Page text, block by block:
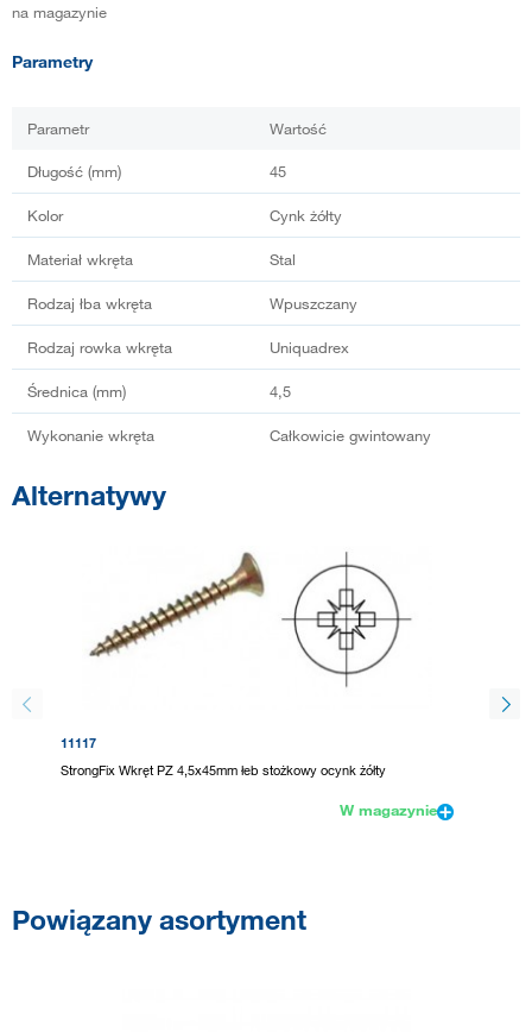
na magazynie
Parametry
Parametr Wartość
Długość (mm) 45
Kolor Cynk żółty
Materiał wkręta Stal
Rodzaj łba wkręta Wpuszczany
Rodzaj rowka wkręta Uniquadrex
Średnica (mm) 4,5
Wykonanie wkręta Całkowicie gwintowany
Alternatywy
11117
StrongFix Wkręt PZ 4,5x45mm łeb stożkowy ocynk żółty
W magazynie
Powiązany asortyment